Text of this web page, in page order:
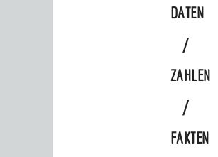
DATEN
/
ZAHLEN
/
FAKTEN